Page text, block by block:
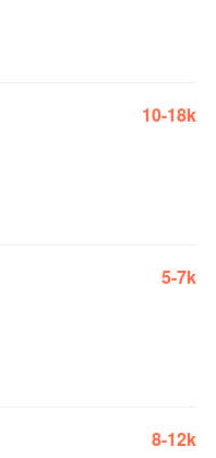
10-18k
5-7k
8-12k